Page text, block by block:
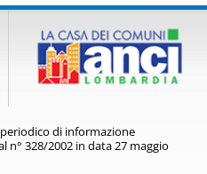
periodico di informazione
n° 328/2002 in data 27 maggio